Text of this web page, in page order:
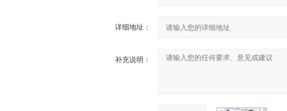
详细地址：
补充说明：